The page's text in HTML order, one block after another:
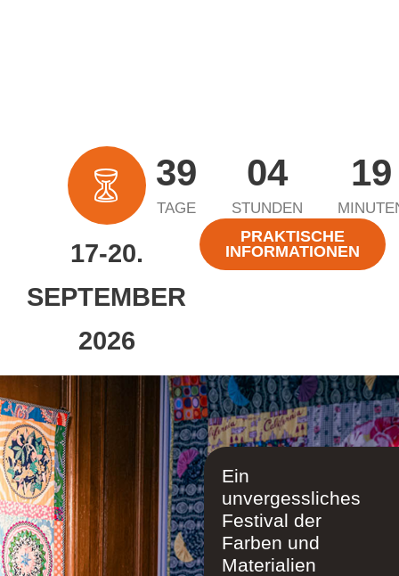
17-20.
SEPTEMBER
2026
Val d'Argent, Elsass,
Frankreich
39
TAGE
04
STUNDEN
19
PRAKTISCHE
INFORMATIONEN
Ein
unvergessliches
Festival der
Farben und
Materialien